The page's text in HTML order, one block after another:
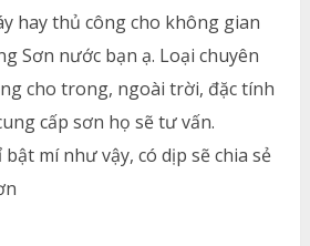
hay thủ công cho không gian
Sơn nước bạn ạ. Loại chuyên
cho trong, ngoài trời, đặc tính
cấp sơn họ sẽ tư vấn.
bật mí như vậy, có dịp sẽ chia sẻ